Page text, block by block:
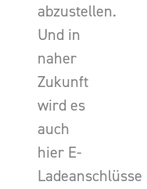
abzustellen.
Und in
naher
Zukunft
wird es
auch
hier E-
Ladeanschlüsse